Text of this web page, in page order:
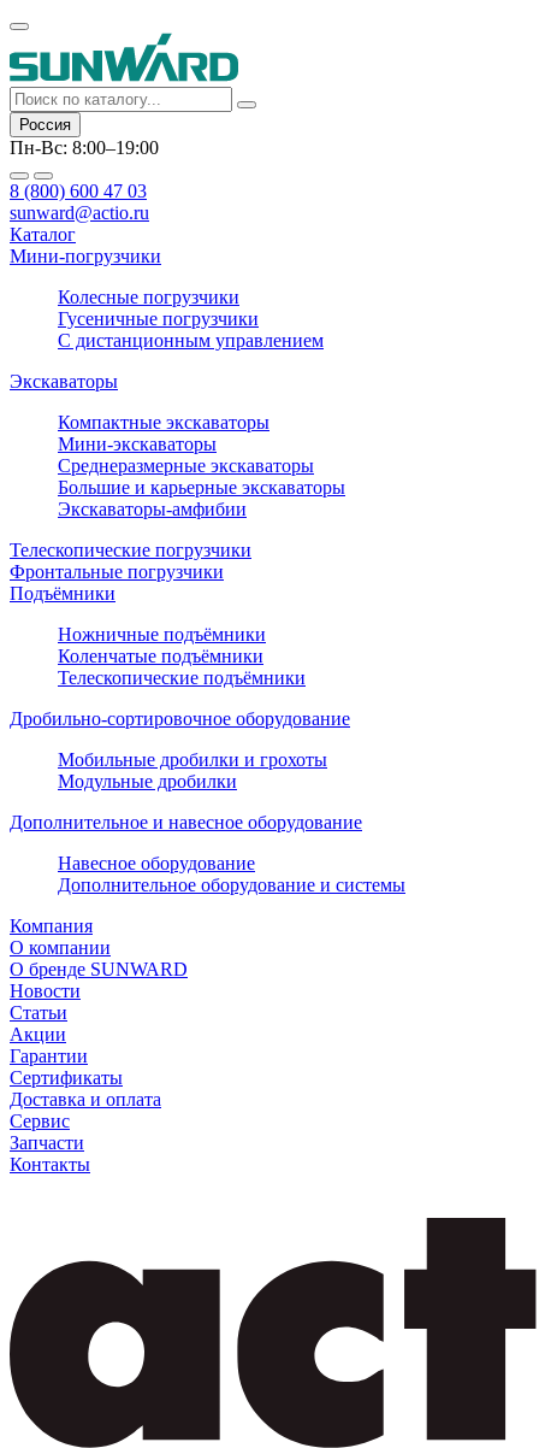
Россия
Пн-Вс: 8:00–19:00
8 (800) 600 47 03
sunward@actio.ru
Каталог
Мини-погрузчики
Колесные погрузчики
Гусеничные погрузчики
С дистанционным управлением
Экскаваторы
Компактные экскаваторы
Мини-экскаваторы
Среднеразмерные экскаваторы
Большие и карьерные экскаваторы
Экскаваторы-амфибии
Телескопические погрузчики
Фронтальные погрузчики
Подъёмники
Ножничные подъёмники
Коленчатые подъёмники
Телескопические подъёмники
Дробильно-сортировочное оборудование
Мобильные дробилки и грохоты
Модульные дробилки
Дополнительное и навесное оборудование
Навесное оборудование
Дополнительное оборудование и системы
Компания
О компании
О бренде SUNWARD
Новости
Статьи
Акции
Гарантии
Сертификаты
Доставка и оплата
Сервис
Запчасти
Контакты